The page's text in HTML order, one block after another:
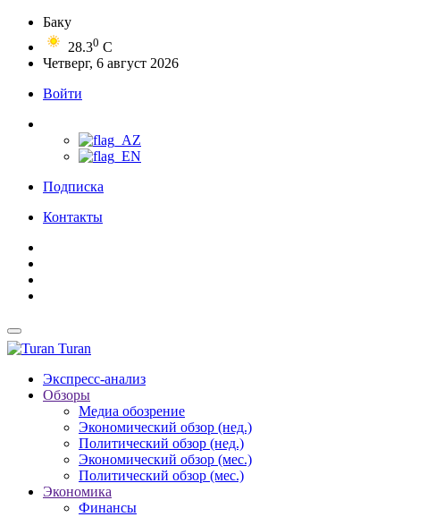
Баку
28.30 C
Четверг, 6 август 2026
Войти
Подписка
Контакты
Turan
Экспресс-анализ
Обзоры
Медиа обозрение
Экономический обзор (нед.)
Политический обзор (нед.)
Экономический обзор (мес.)
Политический обзор (мес.)
Экономика
Финансы